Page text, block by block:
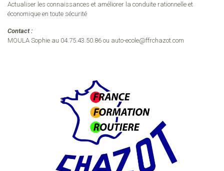
Actualiser les connaissances et améliorer la conduite rationnelle et
économique en toute sécurité
Contact :
MOULA Sophie au 04.75.43.50.86 ou auto-ecole@ffrchazot.com